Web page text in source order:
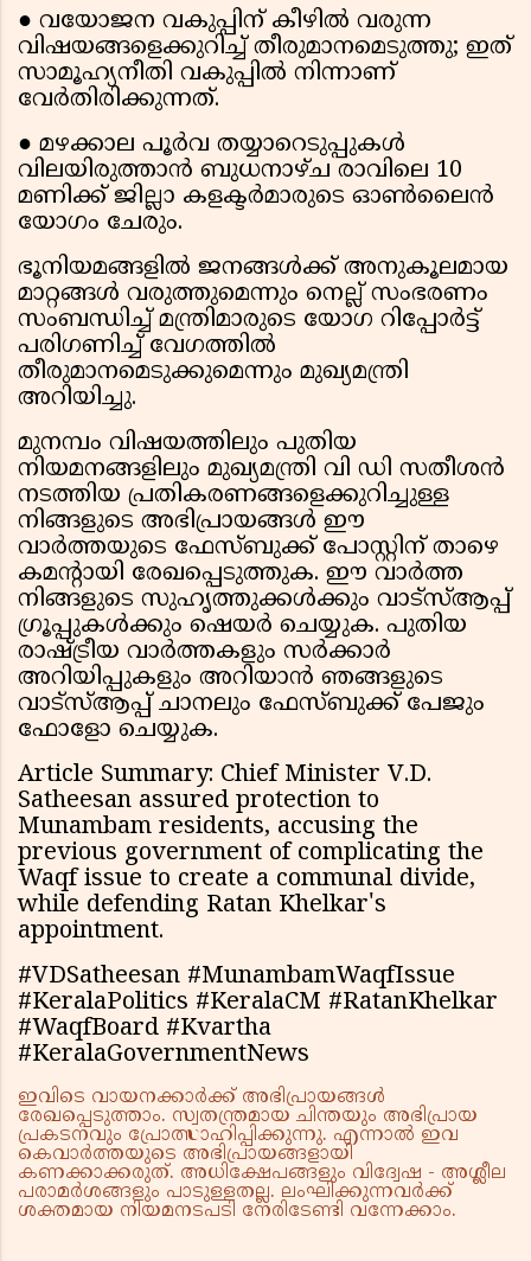
● വയോജന വകുപ്പിന് കീഴിൽ വരുന്ന
വിഷയങ്ങളെക്കുറിച്ച് തീരുമാനമെടുത്തു; ഇത്
സാമൂഹ്യനീതി വകുപ്പിൽ നിന്നാണ്
വേർതിരിക്കുന്നത്.
● മഴക്കാല പൂർവ തയ്യാറെടുപ്പുകൾ
വിലയിരുത്താൻ ബുധനാഴ്ച രാവിലെ 10
മണിക്ക് ജില്ലാ കളക്ടർമാരുടെ ഓൺലൈൻ
യോഗം ചേരും.
ഭൂനിയമങ്ങളിൽ ജനങ്ങൾക്ക് അനുകൂലമായ
മാറ്റങ്ങൾ വരുത്തുമെന്നും നെല്ല് സംഭരണം
സംബന്ധിച്ച് മന്ത്രിമാരുടെ യോഗ റിപ്പോർട്ട്
പരിഗണിച്ച് വേഗത്തിൽ
തീരുമാനമെടുക്കുമെന്നും മുഖ്യമന്ത്രി
അറിയിച്ചു.
മുനമ്പം വിഷയത്തിലും പുതിയ
നിയമനങ്ങളിലും മുഖ്യമന്ത്രി വി ഡി സതീശൻ
നടത്തിയ പ്രതികരണങ്ങളെക്കുറിച്ചുള്ള
നിങ്ങളുടെ അഭിപ്രായങ്ങൾ ഈ
വാർത്തയുടെ ഫേസ്ബുക്ക് പോസ്റ്റിന് താഴെ
കമൻ്റായി രേഖപ്പെടുത്തുക. ഈ വാർത്ത
നിങ്ങളുടെ സുഹൃത്തുക്കൾക്കും വാട്സ്ആപ്പ്
ഗ്രൂപ്പുകൾക്കും ഷെയർ ചെയ്യുക. പുതിയ
രാഷ്ട്രീയ വാർത്തകളും സർക്കാർ
അറിയിപ്പുകളും അറിയാൻ ഞങ്ങളുടെ
വാട്സ്ആപ്പ് ചാനലും ഫേസ്ബുക്ക് പേജും
ഫോളോ ചെയ്യുക.
Article Summary: Chief Minister V.D.
Satheesan assured protection to
Munambam residents, accusing the
previous government of complicating the
Waqf issue to create a communal divide,
while defending Ratan Khelkar's
appointment.
#VDSatheesan #MunambamWaqfIssue
#KeralaPolitics #KeralaCM #RatanKhelkar
#WaqfBoard #Kvartha
#KeralaGovernmentNews
ഇവിടെ വായനക്കാർക്ക് അഭിപ്രായങ്ങൾ
രേഖപ്പെടുത്താം. സ്വതന്ത്രമായ ചിന്തയും അഭിപ്രായ
പ്രകടനവും പ്രോത്സാഹിപ്പിക്കുന്നു. എന്നാൽ ഇവ
കെവാർത്തയുടെ അഭിപ്രായങ്ങളായി
കണക്കാക്കരുത്. അധിക്ഷേപങ്ങളും വിദ്വേഷ - അശ്ലീല
പരാമർശങ്ങളും പാടുള്ളതല്ല. ലംഘിക്കുന്നവർക്ക്
ശക്തമായ നിയമനടപടി നേരിടേണ്ടി വന്നേക്കാം.